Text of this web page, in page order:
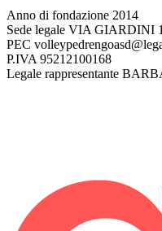
Anno di fondazione 2014
Sede legale VIA GIARDINI
PEC
P.IVA 95212100168
Legale rappresentante